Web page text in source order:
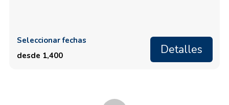
Seleccionar fechas
desde 1,400
Detalles